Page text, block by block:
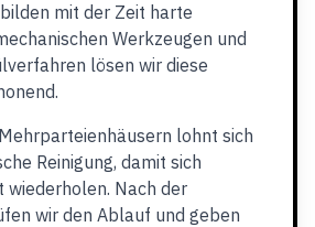
mit der Zeit harte
Werkzeugen und
lösen wir diese
lohnt sich
Reinigung, damit sich
wiederholen. Nach der
wir den Ablauf und geben